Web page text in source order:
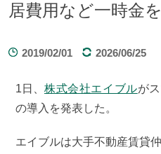
居費用など一時金
2019/02/01 2026/06/25
1日、 株式会社エイブルが
の導入を発表した。
エイブルは大手不動産賃貸